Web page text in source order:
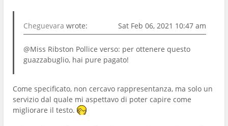
Cheguevara wrote: Sat Feb 06, 2021 10:47 am
@Miss Ribston Pollice verso: per ottenere questo
guazzabuglio, hai pure pagato!
Come specificato, non cercavo rappresentanza, ma solo un
servizio dal quale mi aspettavo di poter capire come
migliorare il testo.